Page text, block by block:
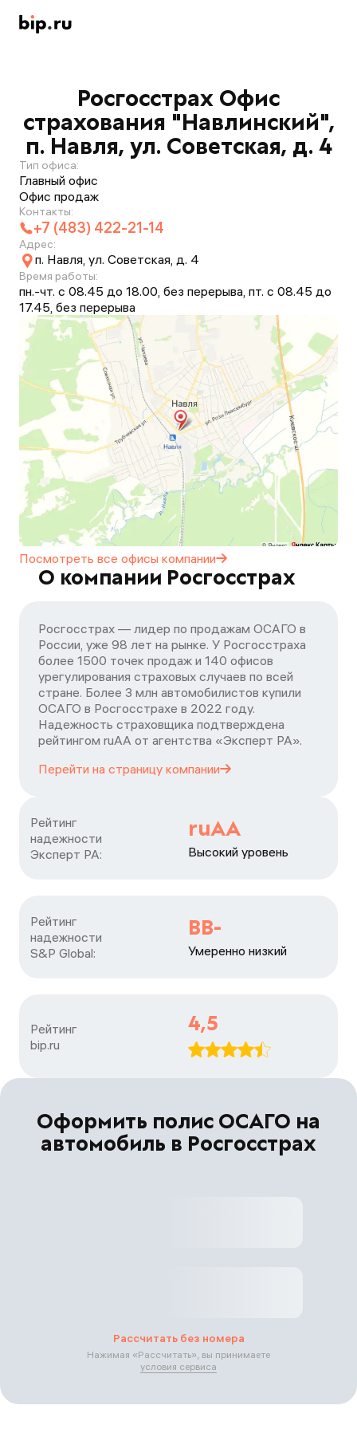
Росгосстрах Офис
страхования "Навлинский",
п. Навля, ул. Советская, д. 4
Тип офиса:
Главный офис
Офис продаж
Контакты:
+7 (483) 422-21-14
Адрес:
п. Навля, ул. Советская, д. 4
Время работы:
пн.-чт. с 08.45 до 18.00, без перерыва, пт. с 08.45 до
17.45, без перерыва
Посмотреть все офисы компании
О компании Росгосстрах
Росгосстрах — лидер по продажам ОСАГО в
России, уже 98 лет на рынке. У Росгосстраха
более 1500 точек продаж и 140 офисов
урегулирования страховых случаев по всей
стране. Более 3 млн автомобилистов купили
ОСАГО в Росгосстрахе в 2022 году.
Надежность страховщика подтверждена
рейтингом ruАА от агентства «Эксперт РА».
Перейти на страницу компании
Рейтинг
надежности
Эксперт РА:
ruAA
Высокий уровень
Рейтинг
надежности
S&P Global:
BB-
Умеренно низкий
Рейтинг
bip.ru
4,5
Оформить полис ОСАГО на
автомобиль в Росгосстрах
Рассчитать без номера
Нажимая «Рассчитать», вы принимаете
условия сервиса